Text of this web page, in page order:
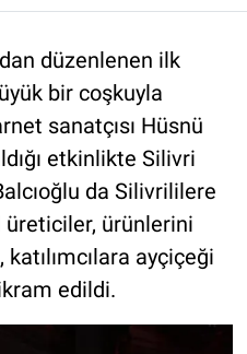
düzenlenen ilk
bir coşkuyla
sanatçısı Hüsnü
etkinlikte Silivri
da Silivrililere
ürünlerini
ayçiçeği
edildi.